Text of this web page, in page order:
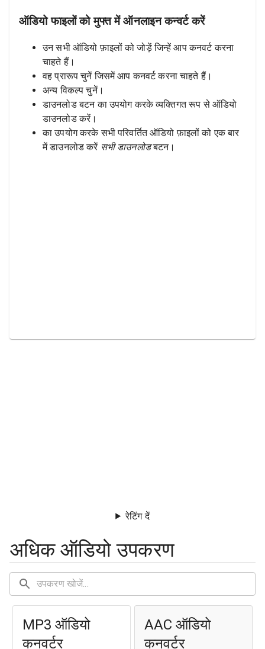
ऑडियो फाइलों को मुफ्त में ऑनलाइन कन्वर्ट करें
उन सभी ऑडियो फ़ाइलों को जोड़ें जिन्हें आप कनवर्ट करना
चाहते हैं।
वह प्रारूप चुनें जिसमें आप कनवर्ट करना चाहते हैं।
अन्य विकल्प चुनें।
डाउनलोड बटन का उपयोग करके व्यक्तिगत रूप से ऑडियो
डाउनलोड करें।
का उपयोग करके सभी परिवर्तित ऑडियो फ़ाइलों को एक बार
में डाउनलोड करें सभी डाउनलोडबटन।
रेटिंग दें
अधिक ऑडियो उपकरण
MP3 ऑडियो
कनवर्टर
AAC ऑडियो
कनवर्टर